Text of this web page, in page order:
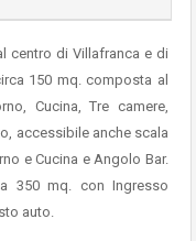
centro di Villafranca e di
150 mq. composta al
Cucina, Tre camere,
accessibile anche scala
e Cucina e Angolo Bar.
350 mq. con Ingresso
auto.